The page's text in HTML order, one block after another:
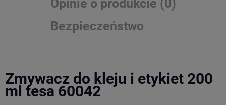
Opinie o produkcie (0)
Bezpieczeństwo
Zmywacz do kleju i etykiet 200
ml tesa 60042